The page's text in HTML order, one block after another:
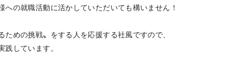
への就職活動に活かしていただいても構いません！
ための挑戦〟をする人を応援する社風ですので、
践しています。